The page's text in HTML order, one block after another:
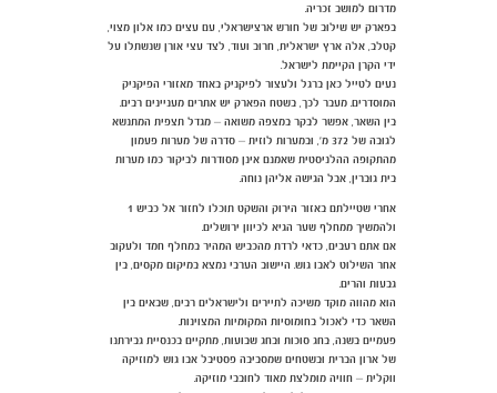
מדרום למושב זכריה.
בפארק יש שילוב של חורש ארצישראלי, עם עצים כמו אלון מצוי,
קטלב, אלה ארץ ישראלית, חרוב ועוד, לצד עצי אורן שנשתלו על
ידי הקרן הקיימת לישראל.
נעים לטייל כאן ברגל ולעצור לפיקניק באחד מאזורי הפיקניק
המוסדרים. מעבר לכך, בשטח הפארק יש אתרים מעניינים רבים.
בין השאר, אפשר לבקר במצפה משואה – מגדל תצפית המתנשא
לגובה של 372 מ', ובמערות לוזית – סדרה של מערות פעמון
מהתקופה ההלניסטית שאמנם אינן מסודרות לביקור כמו מערות
בית גוברין, אבל הגישה אליהן נוחה.
אחרי שטיילתם באזור הירוק והשקט תוכלו לחזור אל כביש 1
ולהמשיך ממחלף שער הגיא לכיוון ירושלים.
אם אתם רעבים, כדאי לרדת מהכביש המהיר במחלף חמד ולעקוב
אחר השילוט לאבו גוש. היישוב הערבי נמצא במיקום מקסים, בין
גבעות והרים.
הוא מהווה מוקד משיכה לתיירים ולישראלים רבים, שבאים בין
השאר כדי לאכול בחומוסיות המקומיות המצוינות.
פעמיים בשנה, בחג סוכות ובחג שבועות, מתקיים בכנסיית גבירתנו
של ארון הברית ובשטחים שמסביבה פסטיבל אבו גוש למוזיקה
ווקלית – חוויה מומלצת מאוד לחובבי מוזיקה.